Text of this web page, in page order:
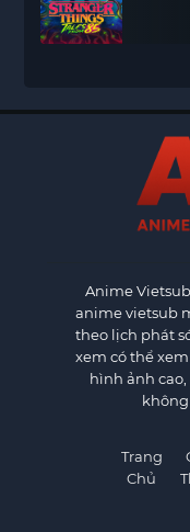
Anime Vietsub
anime vietsub
theo lịch phát
xem có thể
hình ảnh
không
Trang
Chủ